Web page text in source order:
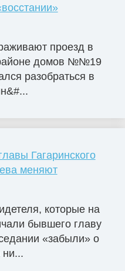
проезд в
домов №№19
разобраться в
Гагаринского
меняют
которые на
бывшего главу
«забыли» о
ни...